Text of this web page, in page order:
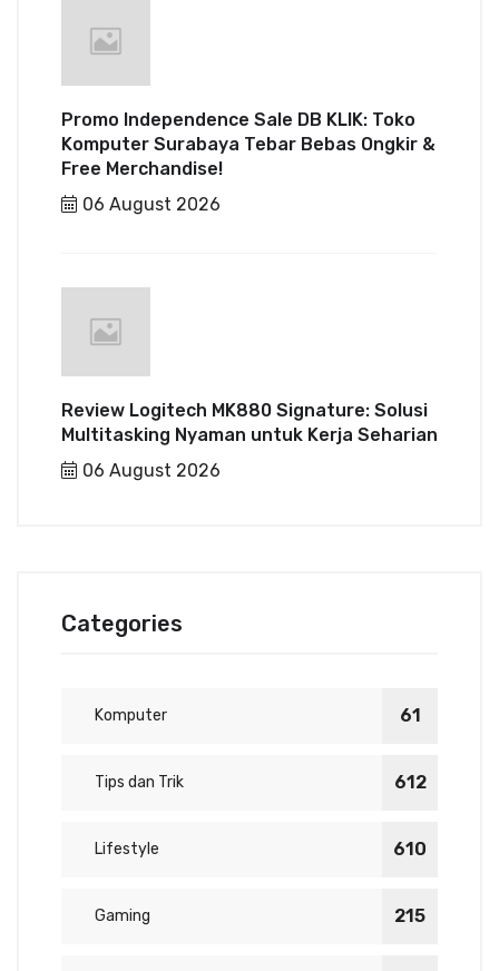
Promo Independence Sale DB KLIK: Toko
Komputer Surabaya Tebar Bebas Ongkir &
Free Merchandise!
06 August 2026
Review Logitech MK880 Signature: Solusi
Multitasking Nyaman untuk Kerja Seharian
06 August 2026
Categories
Komputer 61
Tips dan Trik 612
Lifestyle 610
Gaming 215